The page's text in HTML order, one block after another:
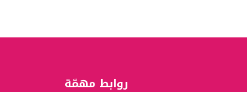
روابط مهمّة